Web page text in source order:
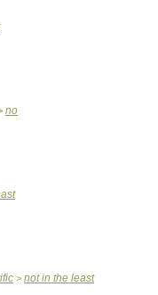
no
> not in the least